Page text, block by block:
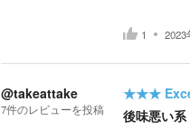
1 2023
@takeattake
7件のレビューを投稿
★★★
後味悪い系